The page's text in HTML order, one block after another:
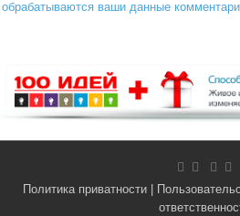
обрабатываются ваши данные
Политика приватности|